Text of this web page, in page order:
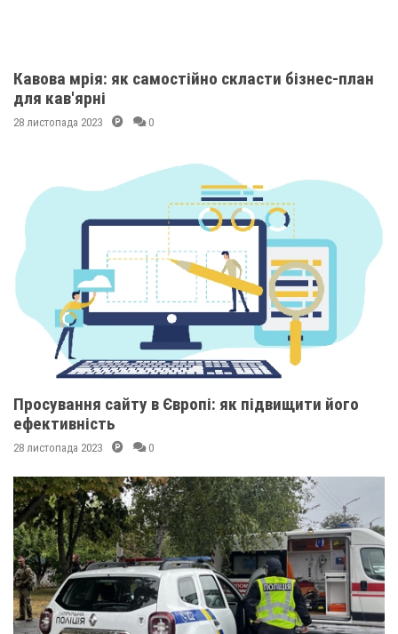
Кавова мрія: як самостійно скласти бізнес-план
для кав'ярні
28 листопада 2023 0
Просування сайту в Європі: як підвищити його
ефективність
28 листопада 2023 0